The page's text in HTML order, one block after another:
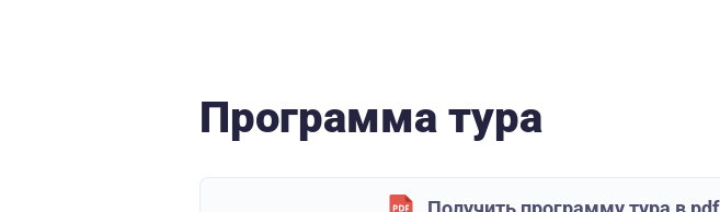
Программа тура